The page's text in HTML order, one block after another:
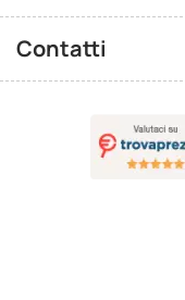
Contatti